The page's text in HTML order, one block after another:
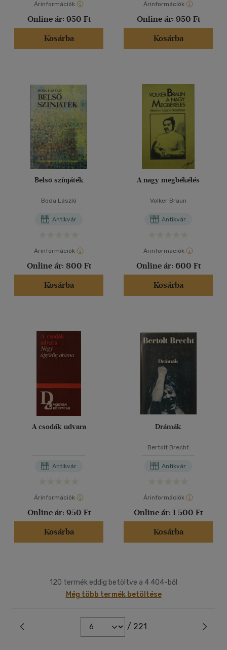
Árinformációk
Online ár: 950 Ft
Kosárba
Árinformációk
Online ár: 950 Ft
Kosárba
Belső színjáték
Boda László
Antikvár
Árinformációk
Online ár: 800 Ft
Kosárba
A nagy megbékélés
Volker Braun
Antikvár
Árinformációk
Online ár: 600 Ft
Kosárba
A csodák udvara
Antikvár
Árinformációk
Online ár: 950 Ft
Kosárba
Drámák
Bertolt Brecht
Antikvár
Árinformációk
Online ár: 1 500 Ft
Kosárba
120 termék eddig betöltve a 4 404-ből
Még több termék betöltése
/ 221